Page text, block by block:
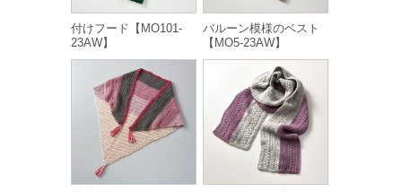
付けフード【MO101-
23AW】
バルーン模様のベスト
【MO5-23AW】